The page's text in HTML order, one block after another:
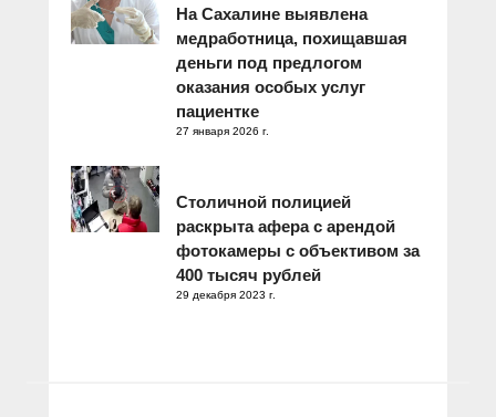
На Сахалине выявлена
медработница, похищавшая
деньги под предлогом
оказания особых услуг
пациентке
27 января 2026 г.
Столичной полицией
раскрыта афера с арендой
фотокамеры с объективом за
400 тысяч рублей
29 декабря 2023 г.